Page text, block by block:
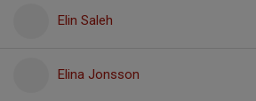
Elin Saleh
Elina Jonsson